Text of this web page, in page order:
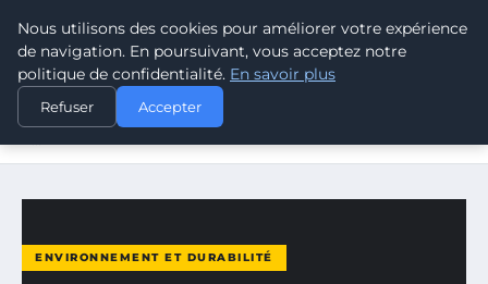
CLIMATE RESPONSE BLOG
ACCUEIL
ENVIRONNEMENT ET DURABILITÉ
QUEL EST L’IMPACT DE NOTRE ALIMENTATION SUR LES GAZ
ENVIRONNEMENT ET DURABILITÉ
Nous utilisons des cookies pour améliorer votre expérience
de navigation. En poursuivant, vous acceptez notre
politique de confidentialité. En savoir plus
Refuser Accepter